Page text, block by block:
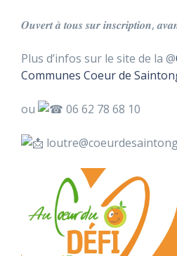
𝑶𝒖𝒗𝒆𝒓𝒕 𝒂̀ 𝒕𝒐𝒖𝒔 𝒔𝒖𝒓 𝒊𝒏𝒔𝒄𝒓𝒊𝒑𝒕𝒊𝒐𝒏,
Plus d’infos sur le site de la @
Communes Coeur de
ou 06 62 78 68 10